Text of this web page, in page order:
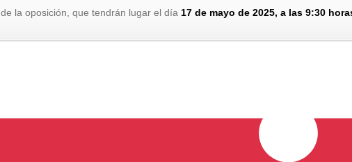
de la oposición, que tendrán lugar el día 17 de mayo de 2025, a las 9:30